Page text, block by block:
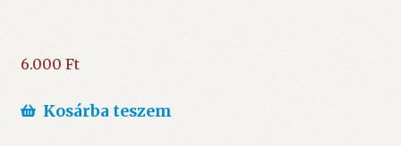
6.000 Ft
Kosárba teszem